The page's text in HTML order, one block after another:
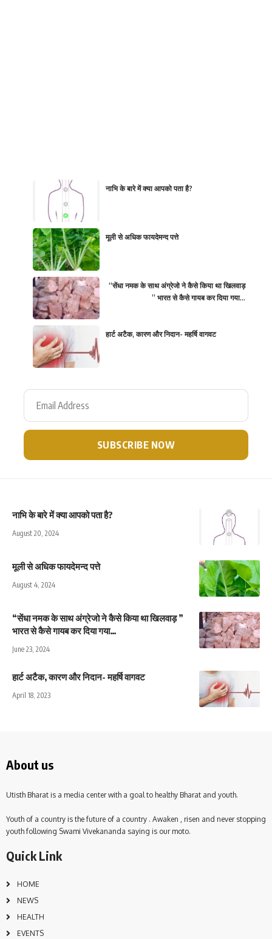
नाभि के बारे में क्या आपको पता है?
मूली से अधिक फायदेमन्द पत्ते
“सेंधा नमक के साथ अंग्रेजो ने कैसे किया था खिलवाड़
” भारत से कैसे गायब कर दिया गया…
हार्ट अटैक, कारण और निदान- महर्षि वागवट
नाभि के बारे में क्या आपको पता है?
August 20, 2024
मूली से अधिक फायदेमन्द पत्ते
August 4, 2024
“सेंधा नमक के साथ अंग्रेजो ने कैसे किया था खिलवाड़ ”
भारत से कैसे गायब कर दिया गया…
June 23, 2024
हार्ट अटैक, कारण और निदान- महर्षि वागवट
April 18, 2023
About us
Utisth Bharat is a media center with a goal to healthy Bharat and youth.
Youth of a country is the future of a country . Awaken , risen and never stopping
youth following Swami Vivekananda saying is our moto.
Quick Link
HOME
NEWS
HEALTH
EVENTS